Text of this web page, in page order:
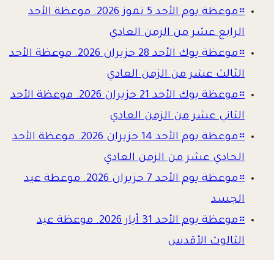
።
موعظة يوم الأحد 5 تموز 2026. موعظة الأحد
الرابع عشر من الزمن العادي
።
موعظة يوك الأحد 28 حزيران 2026. موعظة الأحد
الثالث عشر من الزمن العادي
።
موعظة يوك الأحد 21 حزيران 2026. موعظة الأحد
الثاني عشر من الزمن العادي
።
موعظة يوم الأحد 14 حزيران 2026. موعظة الأحد
الحادي عشر من الزمن العادي
።
موعظة يوم الأحد 7 حزيران 2026. موعظة عيد
الجسد
።
موعظة يوم الأحد 31 أيار 2026. موعظة عيد
الثالوث الأقدس